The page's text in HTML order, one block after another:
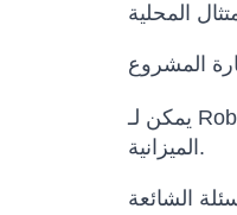
المشروع
يمكن لـ Robots International المساعدة في مقارنة النماذج البديلة، تأكيد التكوين، إعداد عرض السعر، تنسيق مواعيد التسليم وتوضيح الأسئلة قبل اعتماد
الميزانية.
الشائعة